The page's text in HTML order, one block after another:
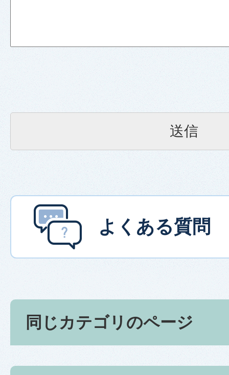
よくある質問
同じカテゴリのページ